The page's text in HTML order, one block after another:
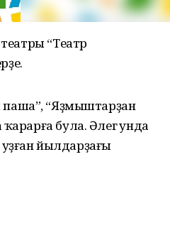
“Театр
паша”, “Яҙмыштарҙан
була. Әлегә унда
йылдарҙағы